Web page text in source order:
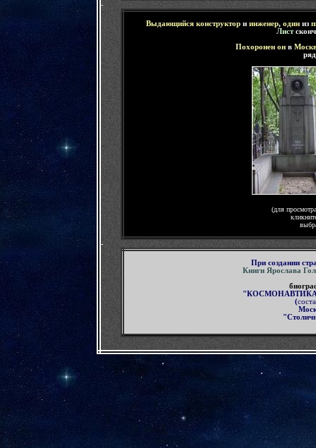
-
Выдающийся конструктор и инженер, один из
Лист
Похоронен он в
(для
-
При создании
Книги Ярослава
(